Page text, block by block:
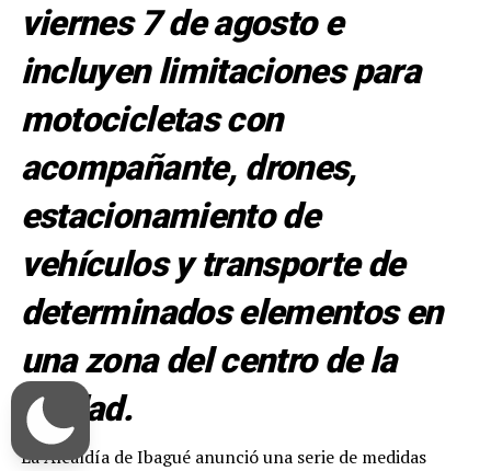
viernes 7 de agosto e
incluyen limitaciones para
motocicletas con
acompañante, drones,
estacionamiento de
vehículos y transporte de
determinados elementos en
una zona del centro de la
ciudad.
La Alcaldía de Ibagué anunció una serie de medidas